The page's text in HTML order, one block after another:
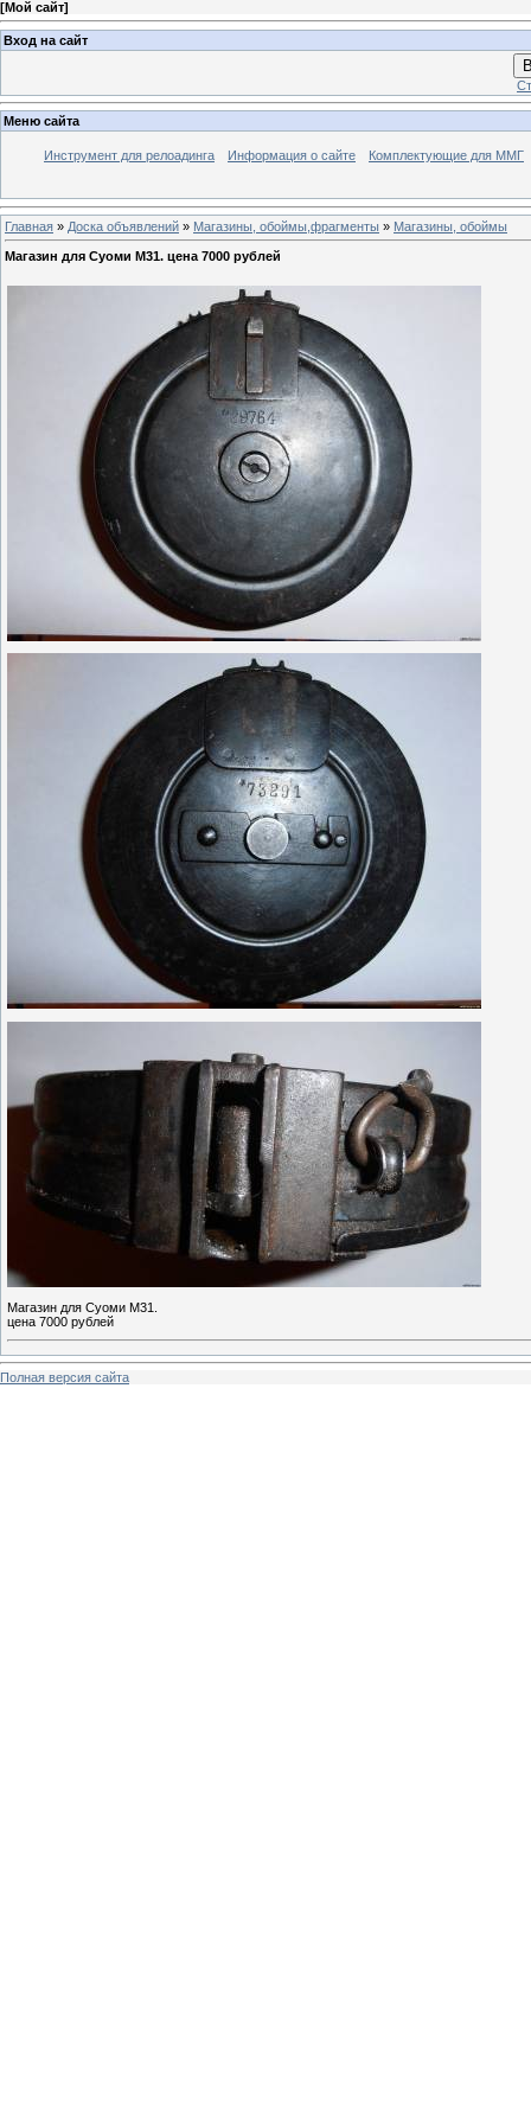
[Мой сайт]
Вход на сайт
Меню сайта
Инструмент для релоадинга Информация о сайте Комплектующие для ММГ
Главная » Доска объявлений » Магазины, обоймы,фрагменты » Магазины, обоймы
Магазин для Суоми М31. цена 7000 рублей
Магазин для Суоми М31.
цена 7000 рублей
Полная версия сайта